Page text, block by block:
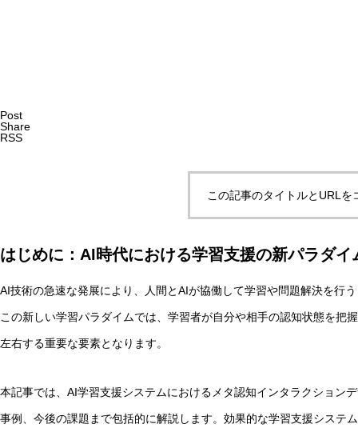
マルチエージェントAIの合意形成とは？ハーバーマス理論
Post
Share
RSS
この記事のタイトルとURLを
はじめに：AI時代における学習支援の新パラダイ
AI技術の急速な発展により、人間とAIが協働して学習や問題解決を行
この新しい学習パラダイムでは、学習者が自分や相手の認知状態を把
左右する重要な要素となります。
本記事では、AI学習支援システムにおけるメタ認知インタラクション
事例、今後の課題まで包括的に解説します。効果的な学習支援システ